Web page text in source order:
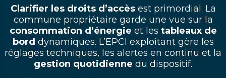
Clarifier les droits d’accèsest primordial. La
commune propriétaire garde une vue sur la
consommation d’énergie et les tableaux de
bord dynamiques. L’EPCI exploitant gère les
réglages techniques, les alertes en continu et la
gestion quotidienne du dispositif.